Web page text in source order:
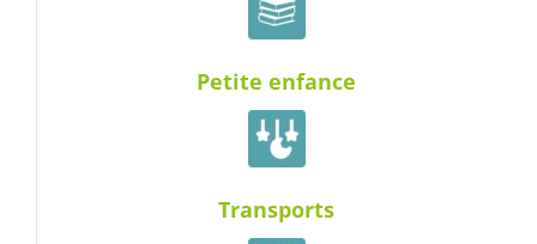
Petite enfance
Transports